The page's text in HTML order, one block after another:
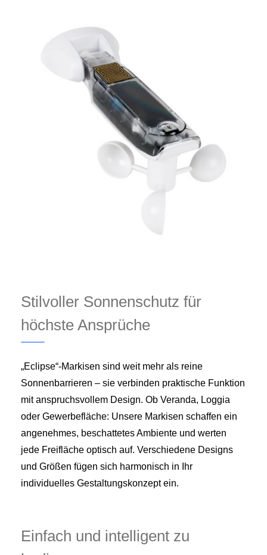
Stilvoller Sonnenschutz für
höchste Ansprüche
„Eclipse“-Markisen sind weit mehr als reine
Sonnenbarrieren – sie verbinden praktische Funktion
mit anspruchsvollem Design. Ob Veranda, Loggia
oder Gewerbefläche: Unsere Markisen schaffen ein
angenehmes, beschattetes Ambiente und werten
jede Freifläche optisch auf. Verschiedene Designs
und Größen fügen sich harmonisch in Ihr
individuelles Gestaltungskonzept ein.
Einfach und intelligent zu